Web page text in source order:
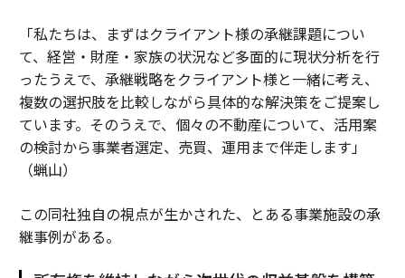
「私たちは、まずはクライアント様の承継課題につい
て、経営・財産・家族の状況など多面的に現状分析を行
ったうえで、承継戦略をクライアント様と一緒に考え、
複数の選択肢を比較しながら具体的な解決策をご提案し
ています。そのうえで、個々の不動産について、活用案
の検討から事業者選定、売買、運用まで伴走します」
（蝋山）
この同社独自の視点が生かされた、とある事業施設の承
継事例がある。